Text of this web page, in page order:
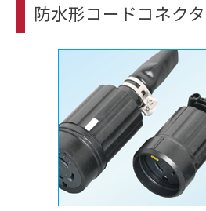
防水形コードコネク